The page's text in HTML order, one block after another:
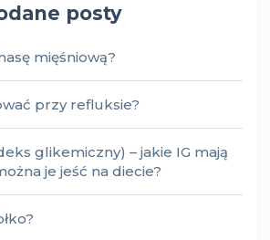
posty
mięśniową?
przy refluksie?
glikemiczny) – jakie IG mają
je jeść na diecie?